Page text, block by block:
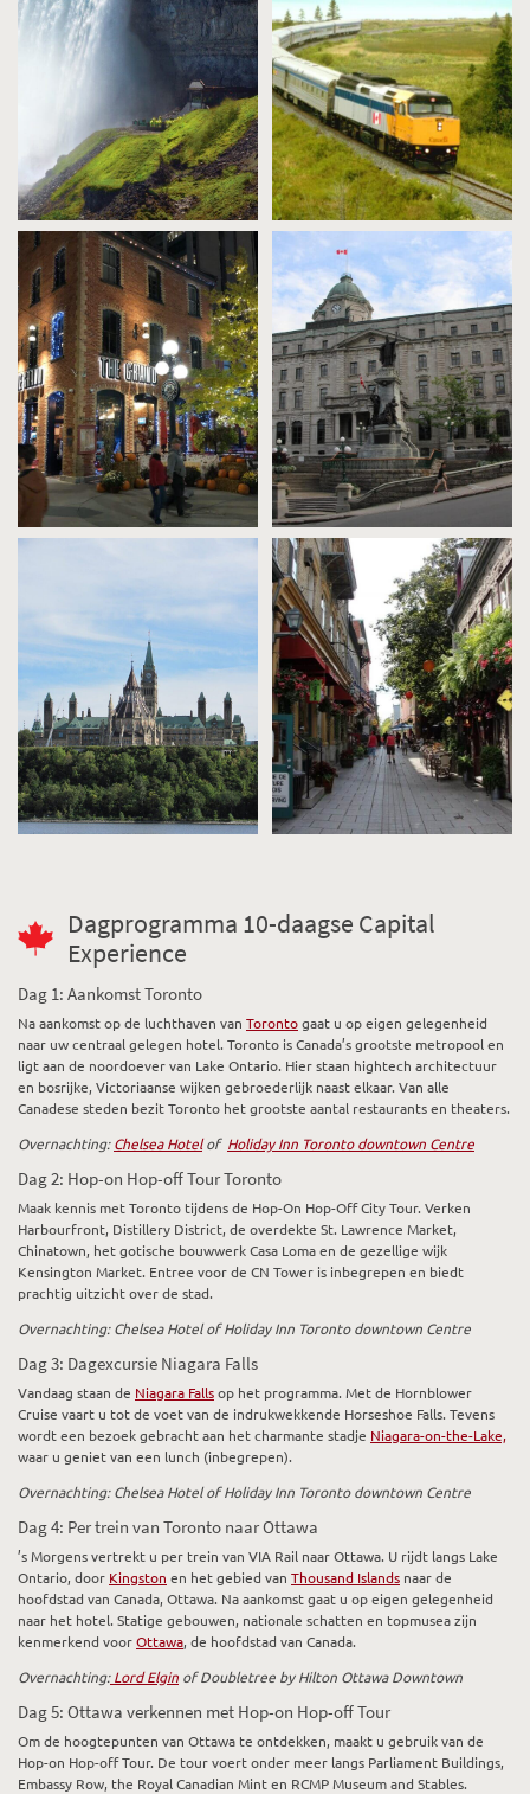
Dagprogramma 10-daagse Capital
Experience
Dag 1: Aankomst Toronto
Na aankomst op de luchthaven van Torontogaat u op eigen gelegenheid
naar uw centraal gelegen hotel. Toronto is Canada’s grootste metropool en
ligt aan de noordoever van Lake Ontario. Hier staan hightech architectuur
en bosrijke, Victoriaanse wijken gebroederlijk naast elkaar. Van alle
Canadese steden bezit Toronto het grootste aantal restaurants en theaters.
Overnachting:Chelsea Hotelof Holiday Inn Toronto downtown Centre
Dag 2: Hop-on Hop-off Tour Toronto
Maak kennis met Toronto tijdens de Hop-On Hop-Off City Tour. Verken
Harbourfront, Distillery District, de overdekte St. Lawrence Market,
Chinatown, het gotische bouwwerk Casa Loma en de gezellige wijk
Kensington Market. Entree voor de CN Tower is inbegrepen en biedt
prachtig uitzicht over de stad.
Overnachting: Chelsea Hotel of Holiday Inn Toronto downtown Centre
Dag 3: Dagexcursie Niagara Falls
Vandaag staan de Niagara Fallsop het programma. Met de Hornblower
Cruise vaart u tot de voet van de indrukwekkende Horseshoe Falls. Tevens
wordt een bezoek gebracht aan het charmante stadje Niagara-on-the-Lake,
waar u geniet van een lunch (inbegrepen).
Overnachting: Chelsea Hotel of Holiday Inn Toronto downtown Centre
Dag 4: Per trein van Toronto naar Ottawa
’s Morgens vertrekt u per trein van VIA Rail naar Ottawa. U rijdt langs Lake
Ontario, door Kingston en het gebied van Thousand Islands naar de
hoofdstad van Canada, Ottawa. Na aankomst gaat u op eigen gelegenheid
naar het hotel. Statige gebouwen, nationale schatten en topmusea zijn
kenmerkend voorOttawa, de hoofdstad van Canada.
Overnachting:Lord Elgin of Doubletree by Hilton Ottawa Downtown
Dag 5: Ottawa verkennen met Hop-on Hop-off Tour
Om de hoogtepunten van Ottawa te ontdekken, maakt u gebruik van de
Hop-on Hop-off Tour. De tour voert onder meer langs Parliament Buildings,
Embassy Row, the Royal Canadian Mint en RCMP Museum and Stables.